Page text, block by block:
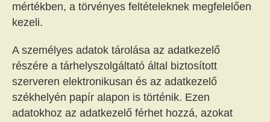
mértékben, a törvényes feltételeknek megfelelően
kezeli.
A személyes adatok tárolása az adatkezelő
részére a tárhelyszolgáltató által biztosított
szerveren elektronikusan és az adatkezelő
székhelyén papír alapon is történik. Ezen
adatokhoz az adatkezelő férhet hozzá, azokat